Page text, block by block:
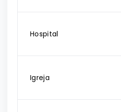
Hospital
Igreja